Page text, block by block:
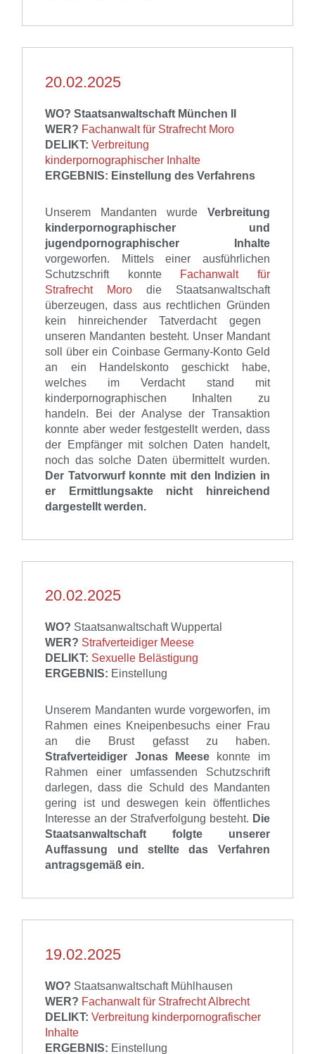
20.02.2025
WO?Staatsanwaltschaft München II
WER? Fachanwalt für Strafrecht Moro
DELIKT:Verbreitung
kinderpornographischer Inhalte
ERGEBNIS: Einstellung des Verfahrens
Unserem Mandanten wurde Verbreitung
kinderpornographischer und
jugendpornographischer Inhalte
vorgeworfen.
Mittels einer ausführlichen
Schutzschrift konnte
Fachanwalt für
Strafrecht
Moro
die Staatsanwaltschaft
überzeugen, dass ausrechtlichen Gründen
kein hinreichender Tatverdacht gegen
unseren Mandanten besteht. Unser Mandant
soll über ein Coinbase Germany-Konto Geld
an ein Handelskonto geschickt habe,
welches im Verdacht stand mit
kinderpornographischen Inhalten zu
handeln.
Bei der Analyse der Transaktion
konnte aber weder festgestellt werden, dass
der Empfänger mit solchen Daten handelt,
noch das solche Daten übermittelt wurden.
Der Tatvorwurf konnte mit den Indizien in
er Ermittlungsakte nicht hinreichend
dargestellt werden.
20.02.2025
WO? Staatsanwaltschaft Wuppertal
WER? Strafverteidiger Meese
DELIKT: Sexuelle Belästigung
ERGEBNIS: Einstellung
Unserem Mandanten wurde vorgeworfen, im
Rahmen eines Kneipenbesuchs einer Frau
an die Brust gefasst zu haben.
Strafverteidiger Jonas Meese konnte im
Rahmen einer umfassenden Schutzschrift
darlegen, dass die Schuld des Mandanten
gering ist und deswegen kein öffentliches
Interesse an der Strafverfolgung besteht. Die
Staatsanwaltschaft folgte unserer
Auffassung und stellte das Verfahren
antragsgemäß ein.
19.02.2025
WO? Staatsanwaltschaft Mühlhausen
WER? Fachanwalt für Strafrecht Albrecht
DELIKT:Verbreitung kinderpornografischer
Inhalte
ERGEBNIS: Einstellung